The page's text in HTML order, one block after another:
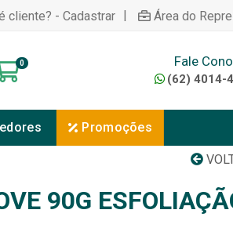
cliente? - Cadastrar | Área do
0 Fale
(62) 4014-
Promoções
90G